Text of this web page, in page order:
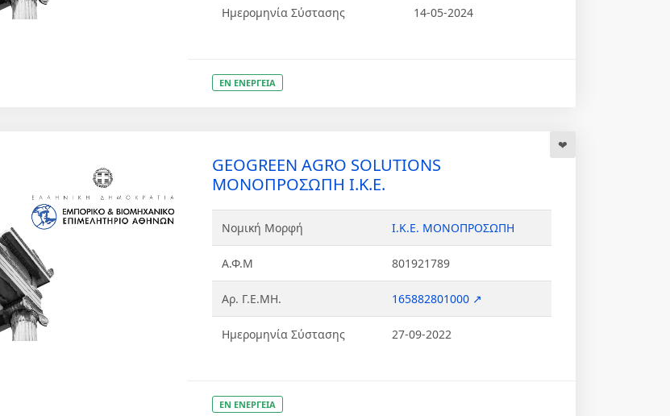
Ημερομηνία Σύστασης 14-05-2024
ΕΝ ΕΝΕΡΓΕΙΑ
GEOGREEN AGRO SOLUTIONS
ΜΟΝΟΠΡΟΣΩΠΗ Ι.Κ.Ε.
Νομική Μορφή Ι.Κ.Ε. ΜΟΝΟΠΡΟΣΩΠΗ
Α.Φ.Μ 801921789
Αρ. Γ.Ε.ΜΗ. 165882801000 ↗
Ημερομηνία Σύστασης 27-09-2022
ΕΝ ΕΝΕΡΓΕΙΑ